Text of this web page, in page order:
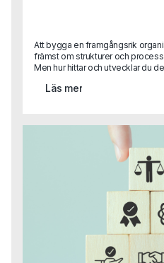
Att bygga en framgångsrik
främst om strukturer och
Men hur hittar och utvecklar du
delar en av Capas grundare Sara
Läs mer